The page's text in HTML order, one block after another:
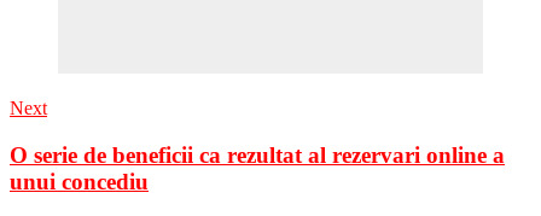
Next
O serie de beneficii ca rezultat al rezervari online a
unui concediu